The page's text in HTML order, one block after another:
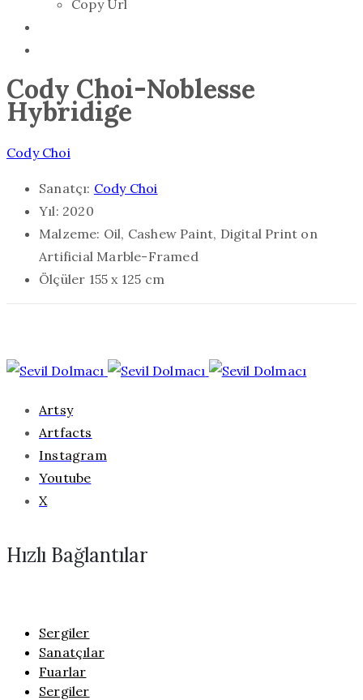
Copy Url
Cody Choi-Noblesse
Hybridige
Cody Choi
Sanatçı: Cody Choi
Yıl: 2020
Malzeme: Oil, Cashew Paint, Digital Print on
Artificial Marble-Framed
Ölçüler 155 x 125 cm
Artsy
Artfacts
Instagram
Youtube
X
Hızlı Bağlantılar
Sergiler
Sanatçılar
Fuarlar
Sergiler